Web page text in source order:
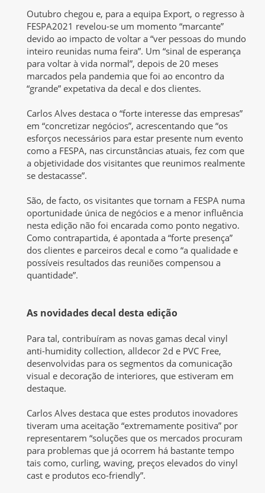
Outubro chegou e, para a equipa Export, o regresso à
FESPA2021 revelou-se um momento “marcante”
devido ao impacto de voltar a “ver pessoas do mundo
inteiro reunidas numa feira”. Um “sinal de esperança
para voltar à vida normal”, depois de 20 meses
marcados pela pandemia que foi ao encontro da
“grande” expetativa da decal e dos clientes.
Carlos Alves destaca o “forte interesse das empresas”
em “concretizar negócios”, acrescentando que “os
esforços necessários para estar presente num evento
como a FESPA, nas circunstâncias atuais, fez com que
a objetividade dos visitantes que reunimos realmente
se destacasse”.
São, de facto, os visitantes que tornam a FESPA numa
oportunidade única de negócios e a menor influência
nesta edição não foi encarada como ponto negativo.
Como contrapartida, é apontada a “forte presença”
dos clientes e parceiros decal e como “a qualidade e
possíveis resultados das reuniões compensou a
quantidade”.
As novidades decal desta edição
Para tal, contribuíram as novas gamas decal vinyl
anti-humidity collection, alldecor 2d e PVC Free,
desenvolvidas para os segmentos da comunicação
visual e decoração de interiores, que estiveram em
destaque.
Carlos Alves destaca que estes produtos inovadores
tiveram uma aceitação “extremamente positiva” por
representarem “soluções que os mercados procuram
para problemas que já ocorrem há bastante tempo
tais como, curling, waving, preços elevados do vinyl
cast e produtos eco-friendly”.